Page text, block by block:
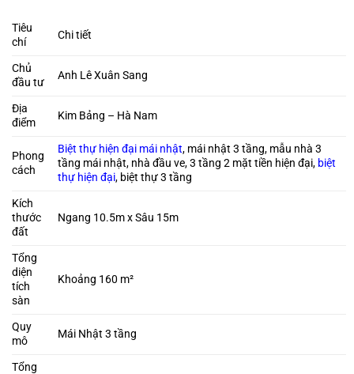
Tiêu
chí
Chi tiết
Chủ
đầu tư
Anh Lê Xuân Sang
Địa
điểm
Kim Bảng – Hà Nam
Phong
cách
Biệt thự hiện đại mái nhật, mái nhật 3 tầng, mẫu nhà 3
tầng mái nhật, nhà đầu ve, 3 tầng 2 mặt tiền hiện đại, biệt
thự hiện đại, biệt thự 3 tầng
Kích
thước
đất
Ngang 10.5m x Sâu 15m
Tổng
diện
tích
sàn
Khoảng 160 m²
Quy
mô
Mái Nhật 3 tầng
Tổng